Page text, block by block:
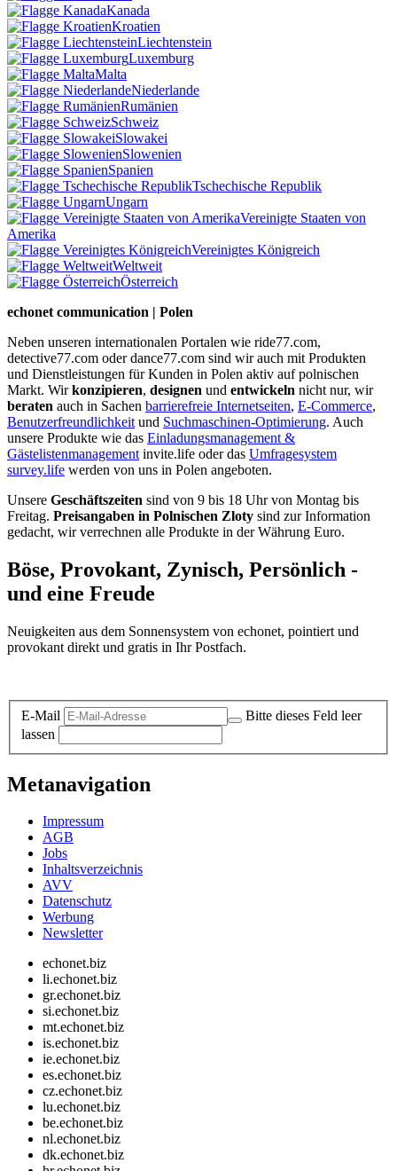
Kanada
Kroatien
Liechtenstein
Luxemburg
Malta
Niederlande
Rumänien
Schweiz
Slowakei
Slowenien
Spanien
Tschechische Republik
Ungarn
Vereinigte Staaten von
Amerika
Vereinigtes Königreich
Weltweit
Österreich
echonet communication | Polen
Neben unseren internationalen Portalen wie ride77.com,
detective77.com oder dance77.com sind wir auch mit Produkten
und Dienstleistungen für Kunden in Polen aktiv auf polnischen
Markt. Wirkonzipieren, designen und entwickeln nicht nur, wir
beraten auch in Sachen barrierefreie Internetseiten, E-Commerce,
Benutzerfreundlichkeit und Suchmaschinen-Optimierung. Auch
unsere Produkte wie das Einladungsmanagement &
Gästelistenmanagement invite.life oder das Umfragesystem
survey.life werden von uns in Polen angeboten.
Unsere Geschäftszeiten sind von 9 bis 18 Uhr von Montag bis
Freitag. Preisangaben in Polnischen Zloty sind zur Information
gedacht, wir verrechnen alle Produkte in der Währung Euro.
Böse, Provokant, Zynisch, Persönlich -
und eine Freude
Neuigkeiten aus dem Sonnensystem von echonet, pointiert und
provokant direkt und gratis in Ihr Postfach.
E-Mail
Bitte dieses Feld leer
lassen
Metanavigation
Impressum
AGB
Jobs
Inhaltsverzeichnis
AVV
Datenschutz
Werbung
Newsletter
echonet.biz
li.echonet.biz
gr.echonet.biz
si.echonet.biz
mt.echonet.biz
is.echonet.biz
ie.echonet.biz
es.echonet.biz
cz.echonet.biz
lu.echonet.biz
be.echonet.biz
nl.echonet.biz
dk.echonet.biz